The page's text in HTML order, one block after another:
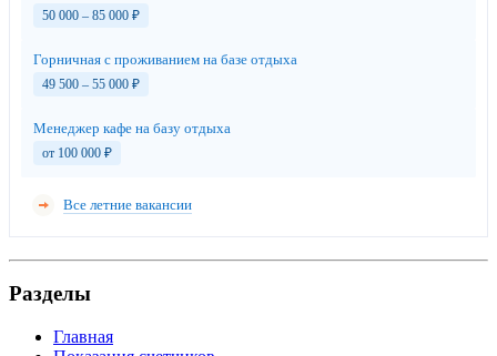
50 000 – 85 000 ₽
Горничная с проживанием на базе отдыха
49 500 – 55 000 ₽
Менеджер кафе на базу отдыха
от 100 000 ₽
Все летние вакансии
Разделы
Главная